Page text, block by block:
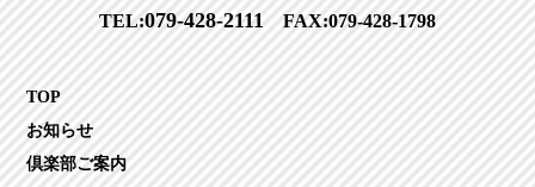
TEL:079-428-2111FAX:079-428-1798
TOP
お知らせ
倶楽部ご案内